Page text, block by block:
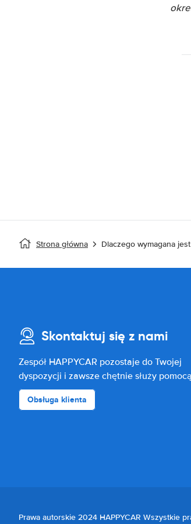
Strona główna Dlaczego wymagana
Skontaktuj się z nami
Zespół HAPPYCAR pozostaje do Twojej
dyspozycji i zawsze chętnie służy
Obsługa klienta
Prawa autorskie 2024 HAPPYCAR Wszystkie